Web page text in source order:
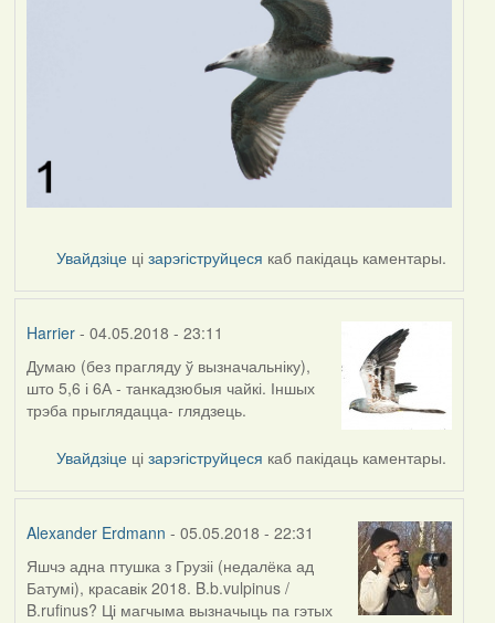
Увайдзіце цізарэгіструйцеся каб пакідаць каментары.
Harrier- 04.05.2018 - 23:11
Думаю (без прагляду ў вызначальніку),
што 5,6 і 6А - танкадзюбыя чайкі. Іншых
трэба прыглядацца- глядзець.
Увайдзіце цізарэгіструйцеся каб пакідаць каментары.
Alexander Erdmann - 05.05.2018 - 22:31
Яшчэ адна птушка з Грузіі (недалёка ад
Батумі), красавік 2018. B.b.vulpinus /
B.rufinus? Ці магчыма вызначыць па гэтых